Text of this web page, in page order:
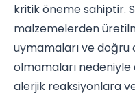
kritik öneme sahiptir.
malzemelerden
uymamaları ve
olmamaları nedeniyle
alerjik reaksiyonlara